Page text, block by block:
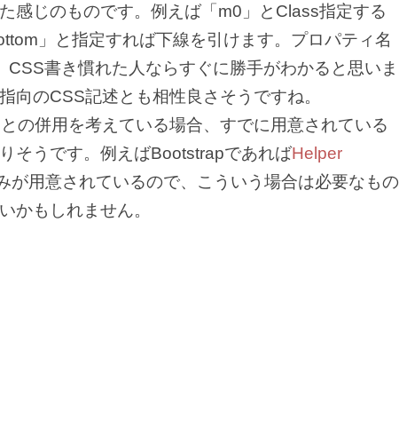
感じのものです。例えば「m0」とClass指定する
」と指定すれば下線を引けます。プロパティ名
書き慣れた人ならすぐに勝手がわかると思いま
向のCSS記述とも相性良さそうですね。
の併用を考えている場合、すでに用意されている
そうです。例えばBootstrapであればHelper
が用意されているので、こういう場合は必要なもの
かもしれません。